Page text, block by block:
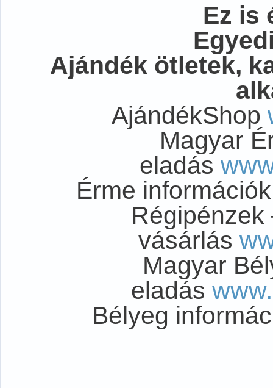
Ez is
Ajándék ötletek,
AjándékShop
Magyar
eladás
Érme
vásárlás
Magyar
eladás
Bélyeg